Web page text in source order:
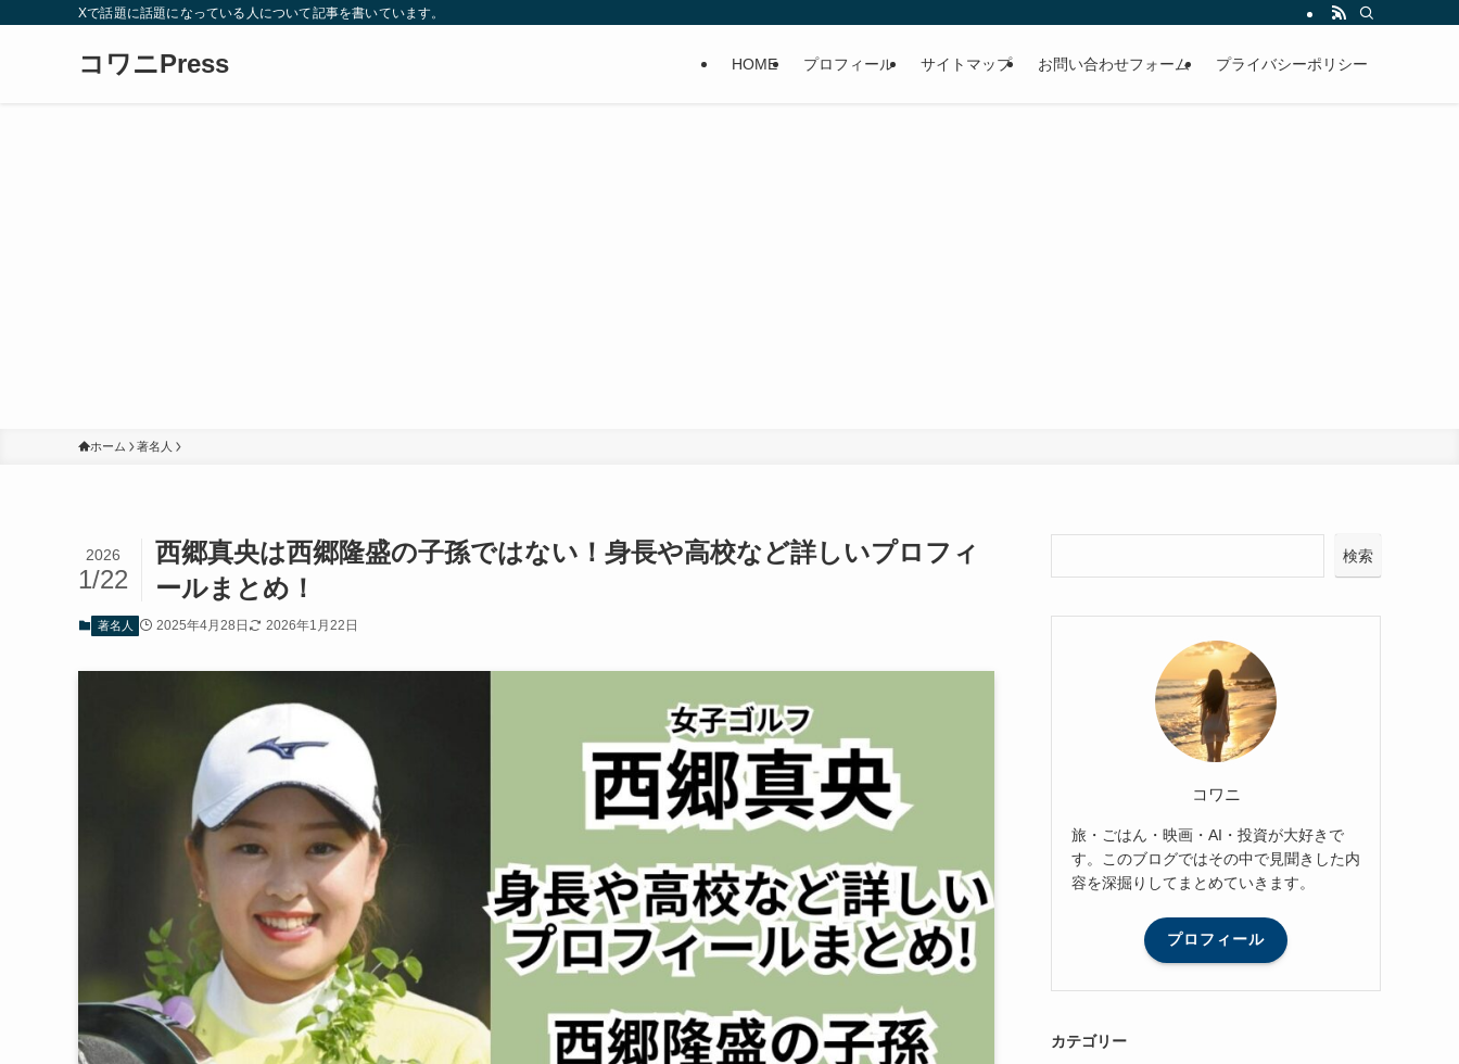
Xで話題に話題になっている人について記事を書いています。
コワニPress HOME プロフィール サイトマップ お問い合わせフォーム プライバシーポリシー
ホーム 著名人
西郷真央は西郷隆盛の子孫ではない！身長や高校など詳しいプロフィ
ールまとめ！
2026
1/22
著名人 2025年4月28日 2026年1月22日
検索
コワニ
旅・ごはん・映画・AI・投資が大好きで
す。このブログではその中で見聞きした内
容を深掘りしてまとめていきます。
プロフィール
カテゴリー